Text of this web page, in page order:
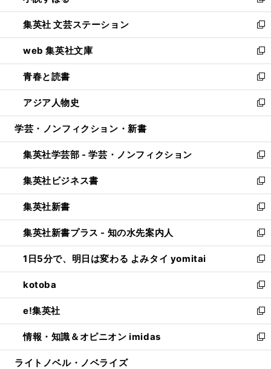
開
く
ウ
ィ
ン
ド
ウ
で
開
く
し
い
ウ
ィ
ン
ド
ウ
で
開
集英社 文芸ステーション
新
し
い
ウ
ィ
ン
ド
ウ
開
く
web 集英社文庫
新
し
い
ウ
ィ
ン
ウ
で
開
く
青春と読書
新
し
い
ウ
ン
ド
ウ
で
開
く
アジア人物史
新
し
ウ
ィ
ン
ド
ウ
で
開
く
学芸・ノンフィクション・新書
集英社学芸部 - 学芸・ノンフィクション
新
し
い
ウ
ィ
ン
ド
ウ
で
開
く
集英社ビジネス書
新
し
い
ウ
ィ
ン
ド
ウ
で
開
く
集英社新書
新
し
い
ウ
ィ
ン
ド
ウ
で
開
く
集英社新書プラス - 知の水先案内人
新
し
い
ウ
ィ
ン
ド
ウ
で
開
1日5分で、明日は変わる よみタイ yomitai
新
し
い
ウ
ィ
ン
ド
ウ
kotoba
新
し
い
ウ
ィ
ン
e!集英社
新
し
い
ウ
情報・知識＆オピニオン imidas
新
し
ライトノベル・ノベライズ